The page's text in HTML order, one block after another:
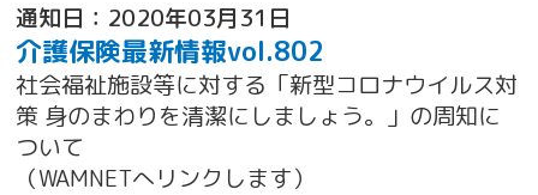
通知日：2020年03月31日
介護保険最新情報vol.802
社会福祉施設等に対する「新型コロナウイルス対
策 身のまわりを清潔にしましょう。」の周知に
ついて
（WAMNETへリンクします）